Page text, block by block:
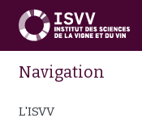
Navigation
L'ISVV